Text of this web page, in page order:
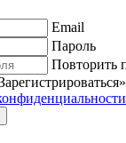
Email
Пароль
Повторить